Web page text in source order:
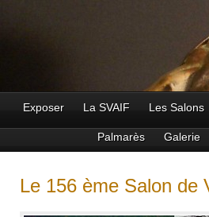
Exposer La SVAIF Les Salons
Palmarès Galerie
Le 156 ème Salon de